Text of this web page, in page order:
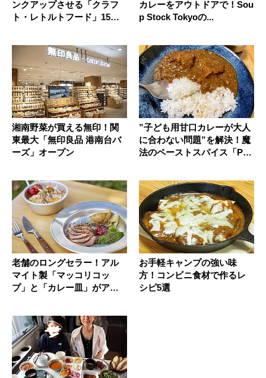
ンクアップさせる「クラフ
ト・レトルトフード」15品
カレーをアウトドアで！Sou
p Stock Tokyoの...
湘南野菜が買える無印！関
東最大「無印良品 港南台バ
ーズ」オープン
”子ども用甘口カレーが大人
に合わない問題”を解決！魔
法のペーストスパイス「PE
老舗のロングセラー！アル
マイト製「マッコリコッ
プ」と「カレー皿」がアウ
お手軽キャンプの強い味
方！コンビニ食材で作るレ
シピ5選